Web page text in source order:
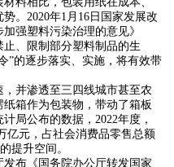
。2020年1月16日国家发展改
强塑料污染治理的意见》
止、限制部分塑料制品的生
”的逐步落实、实施，将有效带
并渗透至三四线城市甚至农
箱作为包装物，带动了箱板
局公布的数据，2022年度，
亿元，占社会消费品零售总额
提升空间。
发布《国务院办公厅转发国家